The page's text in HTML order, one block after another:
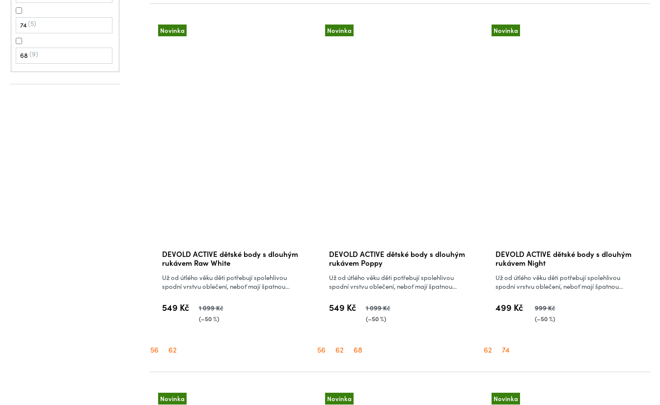
74 5
68 9
Novinka
DEVOLD ACTIVE dětské body s dlouhým
rukávem Raw White
549 Kč 1 099 Kč
(–50 %)
Už od útlého věku děti potřebují spolehlivou
spodní vrstvu oblečení, neboť mají špatnou...
56 62
Novinka
DEVOLD ACTIVE dětské body s dlouhým
rukávem Poppy
549 Kč 1 099 Kč
(–50 %)
Už od útlého věku děti potřebují spolehlivou
spodní vrstvu oblečení, neboť mají špatnou...
56 62 68
Novinka
DEVOLD ACTIVE dětské body s dlouhým
rukávem Night
499 Kč 999 Kč
(–50 %)
Už od útlého věku děti potřebují spolehlivou
spodní vrstvu oblečení, neboť mají špatnou...
62 74
Novinka Novinka Novinka